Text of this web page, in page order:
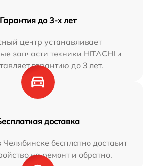
Гарантия до 3-х лет
центр устанавливает
запчасти техники HITACHI и
гарантию до 3 лет.
доставка
бесплатно доставит
на ремонт и обратно.